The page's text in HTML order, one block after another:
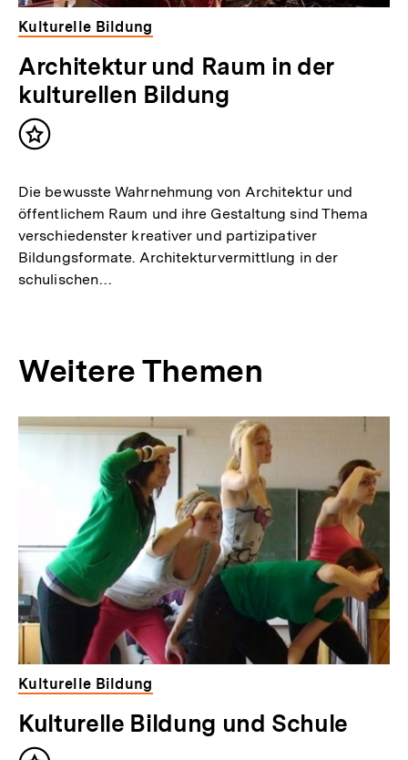
Kulturelle Bildung
Architektur und Raum in der
kulturellen Bildung
Inhalt
Die bewusste Wahrnehmung von Architektur und
öffentlichem Raum und ihre Gestaltung sind Thema
verschiedenster kreativer und partizipativer
Bildungsformate. Architekturvermittlung in der
schulischen…
Weitere Themen
Inhaltskarussell
überspringen
Kulturelle Bildung
Kulturelle Bildung und Schule